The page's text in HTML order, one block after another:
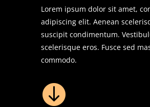
Lorem ipsum dolor sit amet,
adipiscing elit. Aenean
suscipit condimentum.
scelerisque eros. Fusce sed
commodo.
